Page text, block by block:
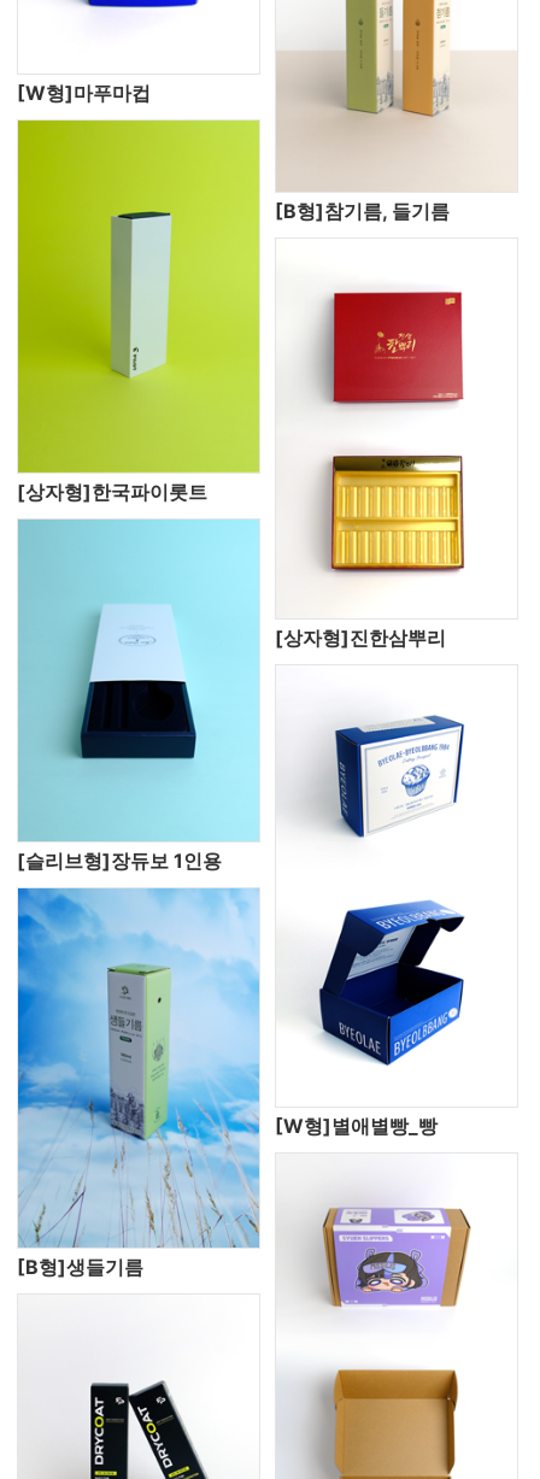
[W형]마푸마컵
[상자형]한국파이롯트
[B형]참기름, 들기름
[슬리브형]장듀보 1인용
[상자형]진한삼뿌리
[B형]생들기름
[W형]별애별빵_빵